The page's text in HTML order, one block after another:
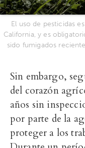
El uso de pesticidas
California, y es
sido fumigados
Sin embargo,
del corazón
años sin
por parte de la
proteger a los